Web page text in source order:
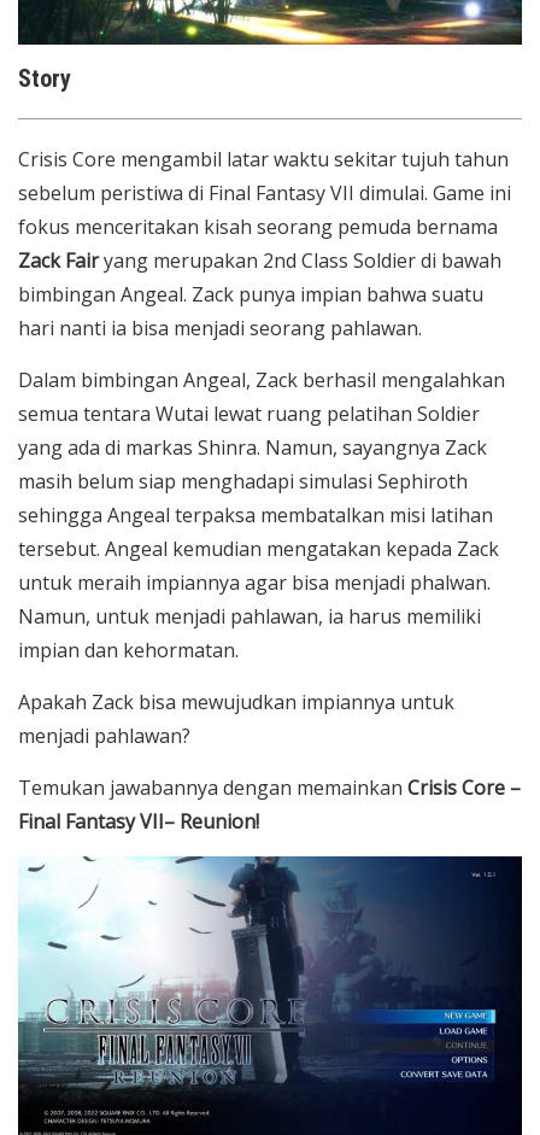
Story
Crisis Core mengambil latar waktu sekitar tujuh tahun
sebelum peristiwa di Final Fantasy VII dimulai. Game ini
fokus menceritakan kisah seorang pemuda bernama
Zack Fairyang merupakan 2nd Class Soldier di bawah
bimbingan Angeal. Zack punya impian bahwa suatu
hari nanti ia bisa menjadi seorang pahlawan.
Dalam bimbingan Angeal, Zack berhasil mengalahkan
semua tentara Wutai lewat ruang pelatihan Soldier
yang ada di markas Shinra. Namun, sayangnya Zack
masih belum siap menghadapi simulasi Sephiroth
sehingga Angeal terpaksa membatalkan misi latihan
tersebut. Angeal kemudian mengatakan kepada Zack
untuk meraih impiannya agar bisa menjadi phalwan.
Namun, untuk menjadi pahlawan, ia harus memiliki
impian dan kehormatan.
Apakah Zack bisa mewujudkan impiannya untuk
menjadi pahlawan?
Temukan jawabannya dengan memainkan Crisis Core –
Final Fantasy VII– Reunion!